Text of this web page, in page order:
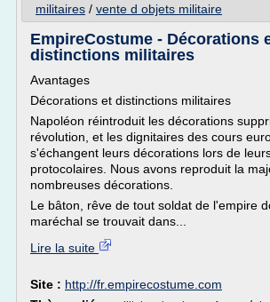
militaires / vente d objets militaire
EmpireCostume - Décorations
distinctions militaires
Avantages
Décorations et distinctions militaires
Napoléon réintroduit les décorations
révolution, et les dignitaires des cours
s'échangent leurs décorations lors de
protocolaires. Nous avons reproduit la
nombreuses décorations.
Le bâton, rêve de tout soldat de l'empire
maréchal se trouvait dans...
Lire la suite
Site : http://fr.empirecostume.com